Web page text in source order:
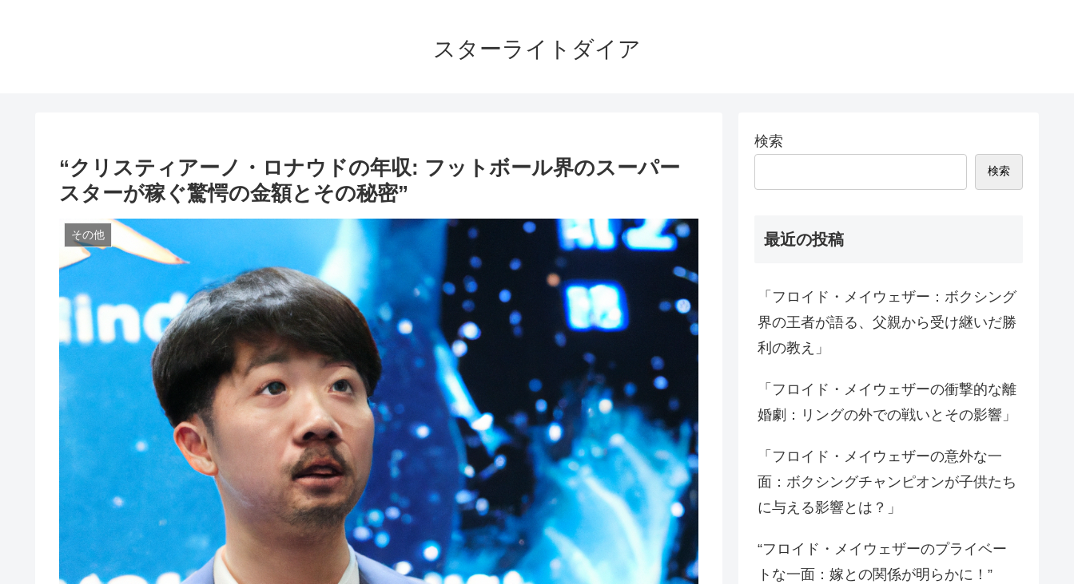
スターライトダイア
“クリスティアーノ・ロナウドの年収: フットボール界のスーパー
スターが稼ぐ驚愕の金額とその秘密”
その他
検索
検索
最近の投稿
「フロイド・メイウェザー：ボクシング
界の王者が語る、父親から受け継いだ勝
利の教え」
「フロイド・メイウェザーの衝撃的な離
婚劇：リングの外での戦いとその影響」
「フロイド・メイウェザーの意外な一
面：ボクシングチャンピオンが子供たち
に与える影響とは？」
“フロイド・メイウェザーのプライベー
トな一面：嫁との関係が明らかに！”